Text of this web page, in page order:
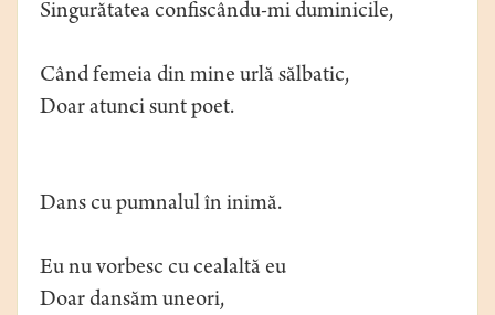
Singurătatea confiscându-mi duminicile,
Când femeia din mine urlă sălbatic,
Doar atunci sunt poet.
Dans cu pumnalul în inimă.
Eu nu vorbesc cu cealaltă eu
Doar dansăm uneori,